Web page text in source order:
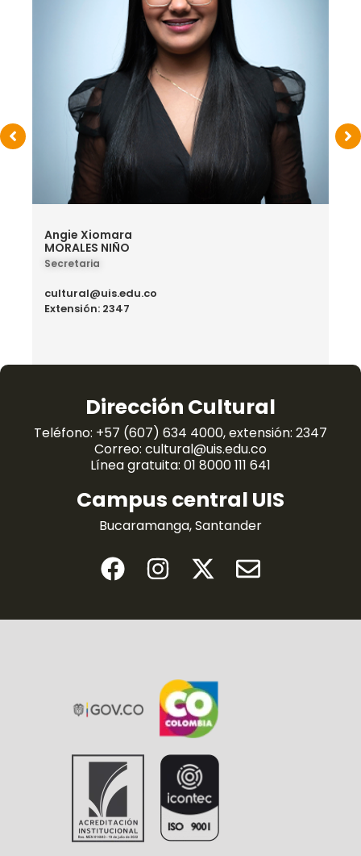
Angie Xiomara
MORALES NIÑO
Secretaria
cultural@uis.edu.co
Extensión: 2347
Dirección Cultural
Teléfono: +57 (607) 634 4000, extensión: 2347
Correo: cultural@uis.edu.co
Línea gratuita: 01 8000 111 641
Campus central UIS
Bucaramanga, Santander